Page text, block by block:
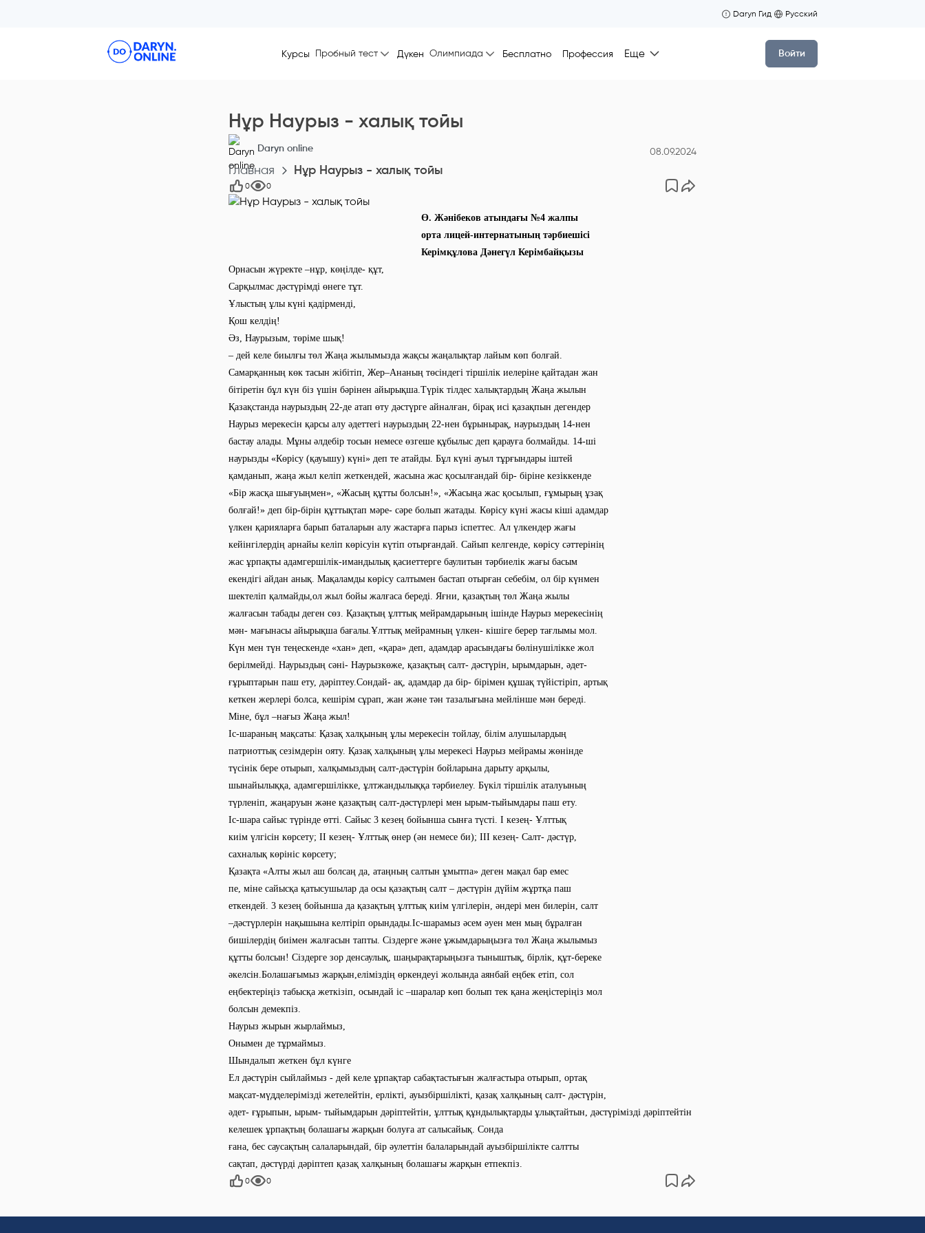
Daryn Гид Русский
Курсы Пробный тест Дүкен Олимпиада Бесплатно Профессия Еще Войти
Нұр Наурыз - халық тойы
Daryn online 08.09.2024
Главная Нұр Наурыз - халық тойы
0 0
Ө. Жәнібеков атындағы №4 жалпы
орта лицей-интернатының тәрбиешісі
Керімқұлова Дәнегүл Керімбайқызы
Орнасын жүректе –нұр, көңілде- құт,
Сарқылмас дәстүрімді өнеге тұт.
Ұлыстың ұлы күні қадірменді,
Қош келдің!
Әз, Наурызым, төріме шық!
– дей келе биылғы төл Жаңа жылымызда жақсы жаңалықтар лайым көп болғай.
Самарқанның көк тасын жібітіп, Жер–Ананың төсіндегі тіршілік иелеріне қайтадан жан
бітіретін бұл күн біз үшін бәрінен айырықша.Түрік тілдес халықтардың Жаңа жылын
Қазақстанда наурыздың 22-де атап өту дәстүрге айналған, бірақ исі қазақпын дегендер
Наурыз мерекесін қарсы алу әдеттегі наурыздың 22-нен бұрынырақ, наурыздың 14-нен
бастау алады. Мұны әлдебір тосын немесе өзгеше құбылыс деп қарауға болмайды. 14-ші
наурызды «Көрісу (қауышу) күні» деп те атайды. Бұл күні ауыл тұрғындары іштей
қамданып, жаңа жыл келіп жеткендей, жасына жас қосылғандай бір- біріне кезіккенде
«Бір жасқа шығуыңмен», «Жасың құтты болсын!», «Жасыңа жас қосылып, ғұмырың ұзақ
болғай!» деп бір-бірін құттықтап мәре- сәре болып жатады. Көрісу күні жасы кіші адамдар
үлкен қарияларға барып баталарын алу жастарға парыз іспеттес. Ал үлкендер жағы
кейінгілердің арнайы келіп көрісуін күтіп отырғандай. Сайып келгенде, көрісу сәттерінің
жас ұрпақты адамгершілік-имандылық қасиеттерге баулитын тәрбиелік жағы басым
екендігі айдан анық. Мақаламды көрісу салтымен бастап отырған себебім, ол бір күнмен
шектеліп қалмайды,ол жыл бойы жалғаса береді. Яғни, қазақтың төл Жаңа жылы
жалғасын табады деген сөз. Қазақтың ұлттық мейрамдарының ішінде Наурыз мерекесінің
мән- мағынасы айырықша бағалы.Ұлттық мейрамның үлкен- кішіге берер тағлымы мол.
Күн мен түн теңескенде «хан» деп, «қара» деп, адамдар арасындағы бөлінушілікке жол
берілмейді. Наурыздың сәні- Наурызкөже, қазақтың салт- дәстүрін, ырымдарын, әдет-
ғұрыптарын паш ету, дәріптеу.Сондай- ақ, адамдар да бір- бірімен құшақ түйістіріп, артық
кеткен жерлері болса, кешірім сұрап, жан және тән тазалығына мейлінше мән береді.
Міне, бұл –нағыз Жаңа жыл!
Іс-шараның мақсаты: Қазақ халқының ұлы мерекесін тойлау, білім алушылардың
патриоттық сезімдерін ояту. Қазақ халқының ұлы мерекесі Наурыз мейрамы жөнінде
түсінік бере отырып, халқымыздың салт-дәстүрін бойларына дарыту арқылы,
шынайылыққа, адамгершілікке, ұлтжандылыққа тәрбиелеу. Бүкіл тіршілік аталуының
түрленіп, жаңаруын және қазақтың салт-дәстүрлері мен ырым-тыйымдары паш ету.
Іс-шара сайыс түрінде өтті. Сайыс 3 кезең бойынша сынға түсті. І кезең- Ұлттық
киім үлгісін көрсету; ІІ кезең- Ұлттық өнер (ән немесе би); ІІІ кезең- Салт- дәстүр,
сахналық көрініс көрсету;
Қазақта «Алты жыл аш болсаң да, атаңның салтын ұмытпа» деген мақал бар емес
пе, міне сайысқа қатысушылар да осы қазақтың салт – дәстүрін дүйім жұртқа паш
еткендей. 3 кезең бойынша да қазақтың ұлттық киім үлгілерін, әндері мен билерін, салт
–дәстүрлерін нақышына келтіріп орындады.Іс-шарамыз әсем әуен мен мың бұралған
бишілердің биімен жалғасын тапты. Сіздерге және ұжымдарыңызға төл Жаңа жылымыз
құтты болсын! Сіздерге зор денсаулық, шаңырақтарыңызға тыныштық, бірлік, құт-береке
әкелсін.Болашағымыз жарқын,еліміздің өркендеуі жолында аянбай еңбек етіп, сол
еңбектеріңіз табысқа жеткізіп, осындай іс –шаралар көп болып тек қана жеңістеріңіз мол
болсын демекпіз.
Наурыз жырын жырлаймыз,
Онымен де тұрмаймыз.
Шындалып жеткен бұл күнге
Ел дәстүрін сыйлаймыз - дей келе ұрпақтар сабақтастығын жалғастыра отырып, ортақ
мақсат-мүдделерімізді жетелейтін, ерлікті, ауызбіршілікті, қазақ халқының салт- дәстүрін,
әдет- ғұрыпын, ырым- тыйымдарын дәріптейтін, ұлттық құндылықтарды ұлықтайтын, дәстүрімізді дәріптейтін
келешек ұрпақтың болашағы жарқын болуға ат салысайық. Сонда
ғана, бес саусақтың салаларындай, бір әулеттін балаларындай ауызбіршілікте салтты
сақтап, дәстүрді дәріптеп қазақ халқының болашағы жарқын етпекпіз.
0 0